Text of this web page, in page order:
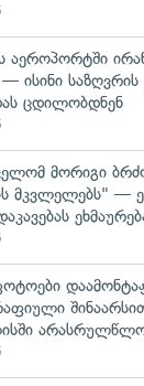
აეროპორტში
— ისინი
ცდილობდნენ
მორიგი
მკვლელებს" —